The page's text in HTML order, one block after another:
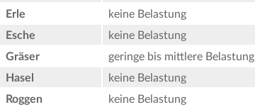
Erle
keine Belastung
Esche
keine Belastung
Gräser
geringe bis mittlere Belastung
Hasel
keine Belastung
Roggen
keine Belastung